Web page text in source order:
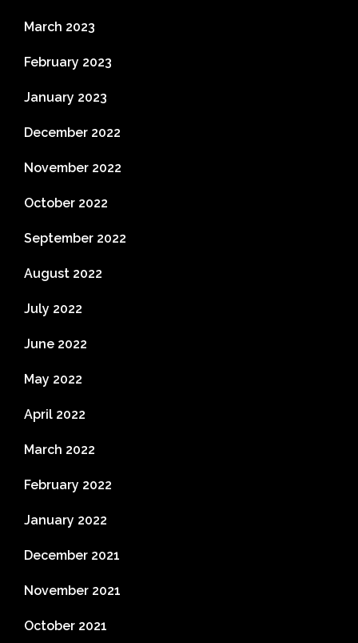
March 2023
February 2023
January 2023
December 2022
November 2022
October 2022
September 2022
August 2022
July 2022
June 2022
May 2022
April 2022
March 2022
February 2022
January 2022
December 2021
November 2021
October 2021